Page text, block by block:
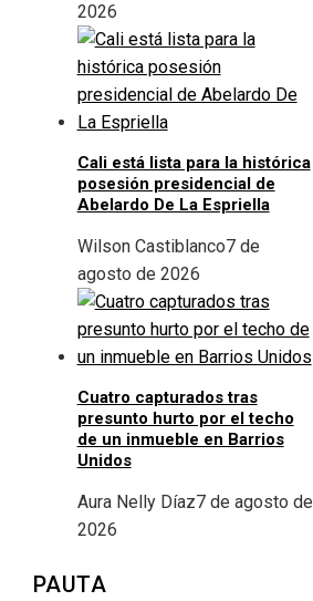
2026
Cali está lista para la histórica
posesión presidencial de
Abelardo De La Espriella
Wilson Castiblanco7 de
agosto de 2026
Cuatro capturados tras
presunto hurto por el techo
de un inmueble en Barrios
Unidos
Aura Nelly Díaz7 de agosto de
2026
PAUTA